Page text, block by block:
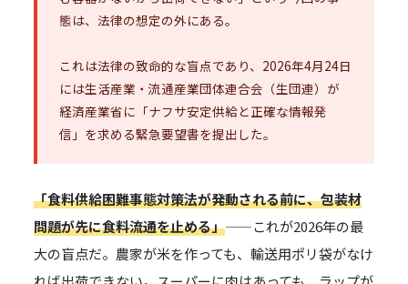
態は、法律の想定の外にある。
これは法律の致命的な盲点であり、2026年4月24日
には生活産業・流通産業団体連合会（生団連）が
経済産業省に「ナフサ安定供給と正確な情報発
信」を求める緊急要望書を提出した。
「食料供給困難事態対策法が発動される前に、包装材
問題が先に食料流通を止める」——これが2026年の最
大の盲点だ。農家が米を作っても、輸送用ポリ袋がなけ